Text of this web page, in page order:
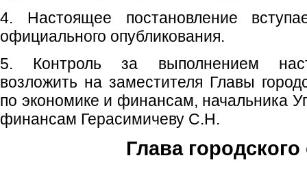
4. Настоящее постановление
официального опубликования.
5. Контроль за выполнением
возложить на заместителя Главы
по экономике и финансам, начальника
финансам Герасимичеву С.Н.
Глава городского